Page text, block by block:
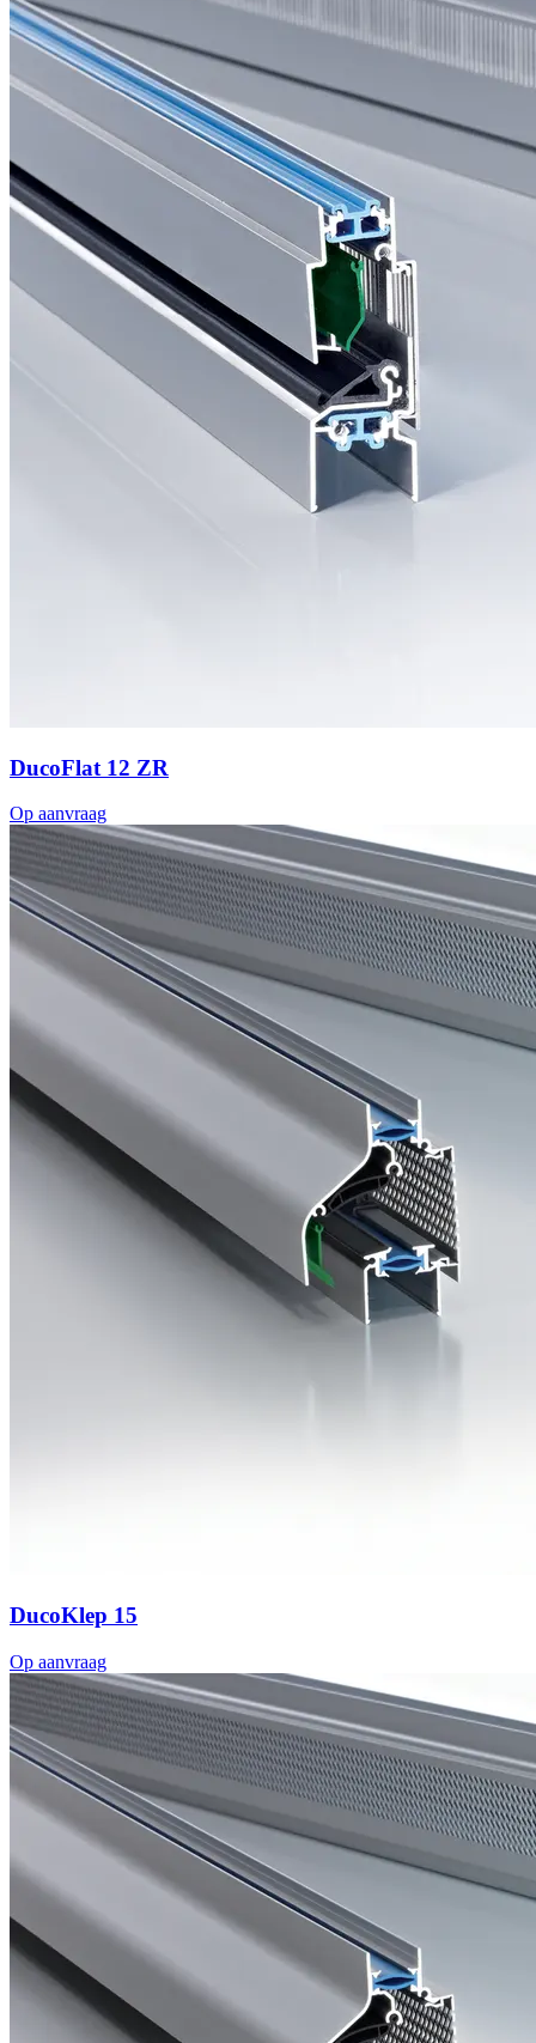
DucoFlat 12 ZR
Op aanvraag
DucoKlep 15
Op aanvraag